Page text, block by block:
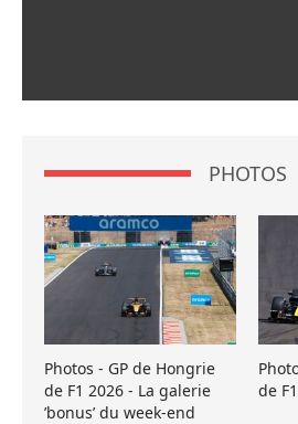
PHOTOS
Photos - GP de Hongrie
de F1 2026 - La galerie
’bonus’ du week-end
de